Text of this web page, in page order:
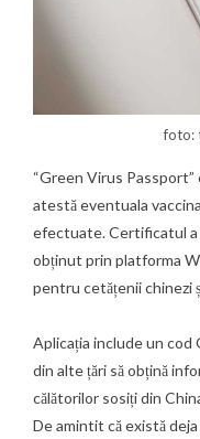
foto:
“Green Virus
atestă eventuala
efectuate. Certificatul a
obținut prin platforma
pentru cetățenii chinezi
Aplicația include un
din alte țări să obțină
călătorilor sosiți din
De amintit că există